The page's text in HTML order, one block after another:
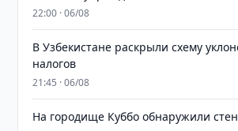
22:00 · 06/08
В Узбекистане раскрыли схему
налогов
21:45 · 06/08
На городище Куббо обнаружили